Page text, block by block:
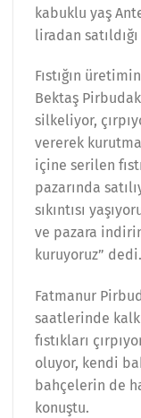
kabuklu yaş
liradan
Fıstığın
Bektaş
silkeliyor,
vererek
içine serilen
pazarında
sıkıntısı
ve pazara
kuruyoruz” dedi.
Fatmanur
saatlerinde
fıstıkları
oluyor, kendi
bahçelerin de
konuştu.